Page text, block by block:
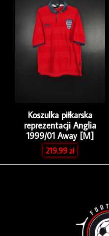
Koszulka piłkarska
reprezentacji Anglia
1999/01 Away [M]
219.99zł